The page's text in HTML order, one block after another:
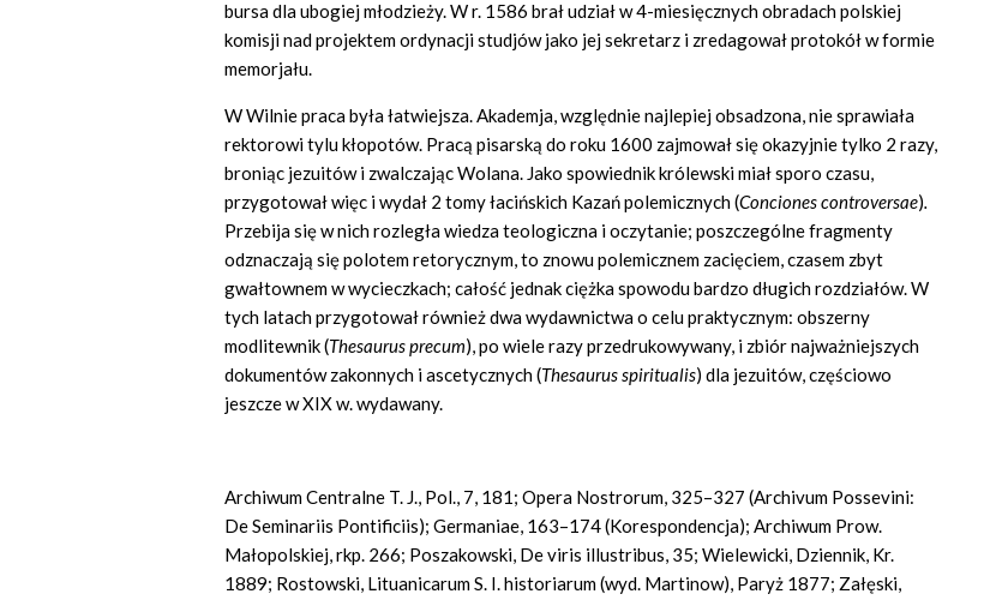
bursa dla ubogiej młodzieży. W r. 1586 brał udział w 4-miesięcznych obradach polskiej
komisji nad projektem ordynacji studjów jako jej sekretarz i zredagował protokół w formie
memorjału.
W Wilnie praca była łatwiejsza. Akademja, względnie najlepiej obsadzona, nie sprawiała
rektorowi tylu kłopotów. Pracą pisarską do roku 1600 zajmował się okazyjnie tylko 2 razy,
broniąc jezuitów i zwalczając Wolana. Jako spowiednik królewski miał sporo czasu,
przygotował więc i wydał 2 tomy łacińskich Kazań polemicznych (Conciones controversae).
Przebija się w nich rozległa wiedza teologiczna i oczytanie; poszczególne fragmenty
odznaczają się polotem retorycznym, to znowu polemicznem zacięciem, czasem zbyt
gwałtownem w wycieczkach; całość jednak ciężka spowodu bardzo długich rozdziałów. W
tych latach przygotował również dwa wydawnictwa o celu praktycznym: obszerny
modlitewnik (Thesaurus precum), po wiele razy przedrukowywany, i zbiór najważniejszych
dokumentów zakonnych i ascetycznych (Thesaurus spiritualis) dla jezuitów, częściowo
jeszcze w XIX w. wydawany.
Archiwum Centralne T. J., Pol., 7, 181; Opera Nostrorum, 325–327 (Archivum Possevini:
De Seminariis Pontificiis); Germaniae, 163–174 (Korespondencja); Archiwum Prow.
Małopolskiej, rkp. 266; Poszakowski, De viris illustribus, 35; Wielewicki, Dziennik, Kr.
1889; Rostowski, Lituanicarum S. I. historiarum (wyd. Martinow), Paryż 1877; Załęski,